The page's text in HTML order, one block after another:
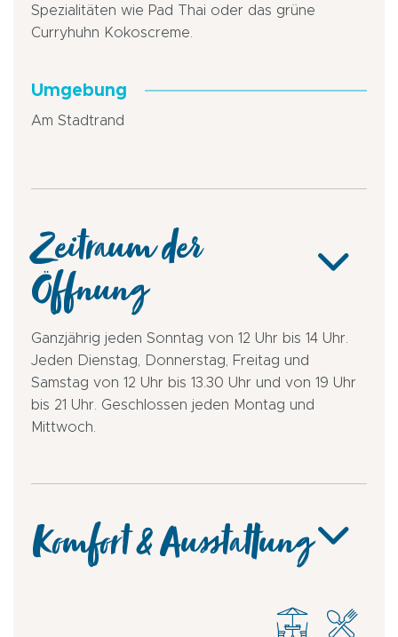
Spezialitäten wie Pad Thai oder das grüne
Curryhuhn Kokoscreme.
Umgebung
Am Stadtrand
Zeitraum der
Öffnung
Ganzjährig jeden Sonntag von 12 Uhr bis 14 Uhr.
Jeden Dienstag, Donnerstag, Freitag und
Samstag von 12 Uhr bis 13.30 Uhr und von 19 Uhr
bis 21 Uhr. Geschlossen jeden Montag und
Mittwoch.
Komfort & Ausstattung